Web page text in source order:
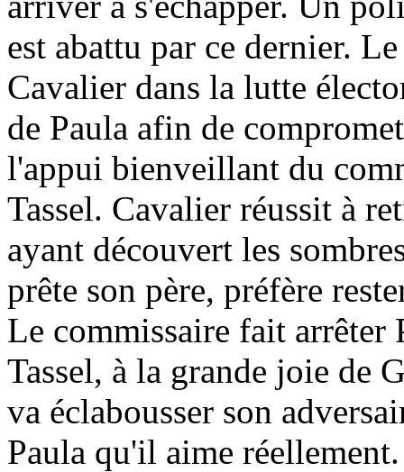
est abattu par ce dernier.
Cavalier dans la lutte
de Paula afin de
l'appui bienveillant du
Tassel. Cavalier réussit à
ayant découvert les
prête son père, préfère
Le commissaire fait arrêter
Tassel, à la grande joie de
va éclabousser son
Paula qu'il aime